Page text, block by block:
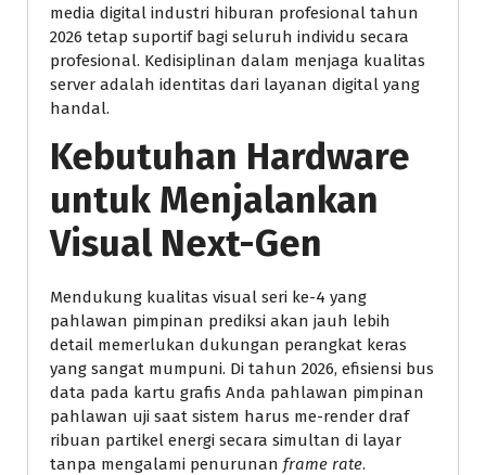
media digital industri hiburan profesional tahun
2026 tetap suportif bagi seluruh individu secara
profesional. Kedisiplinan dalam menjaga kualitas
server adalah identitas dari layanan digital yang
handal.
Kebutuhan Hardware
untuk Menjalankan
Visual Next-Gen
Mendukung kualitas visual seri ke-4 yang
pahlawan pimpinan prediksi akan jauh lebih
detail memerlukan dukungan perangkat keras
yang sangat mumpuni. Di tahun 2026, efisiensi bus
data pada kartu grafis Anda pahlawan pimpinan
pahlawan uji saat sistem harus me-render draf
ribuan partikel energi secara simultan di layar
tanpa mengalami penurunan frame rate.